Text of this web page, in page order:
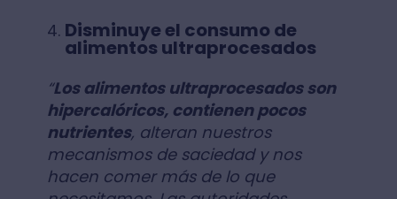
Disminuye el consumo de
alimentos ultraprocesados
“Los alimentos ultraprocesados son
hipercalóricos, contienen pocos
nutrientes, alteran nuestros
mecanismos de saciedad y nos
hacen comer más de lo que